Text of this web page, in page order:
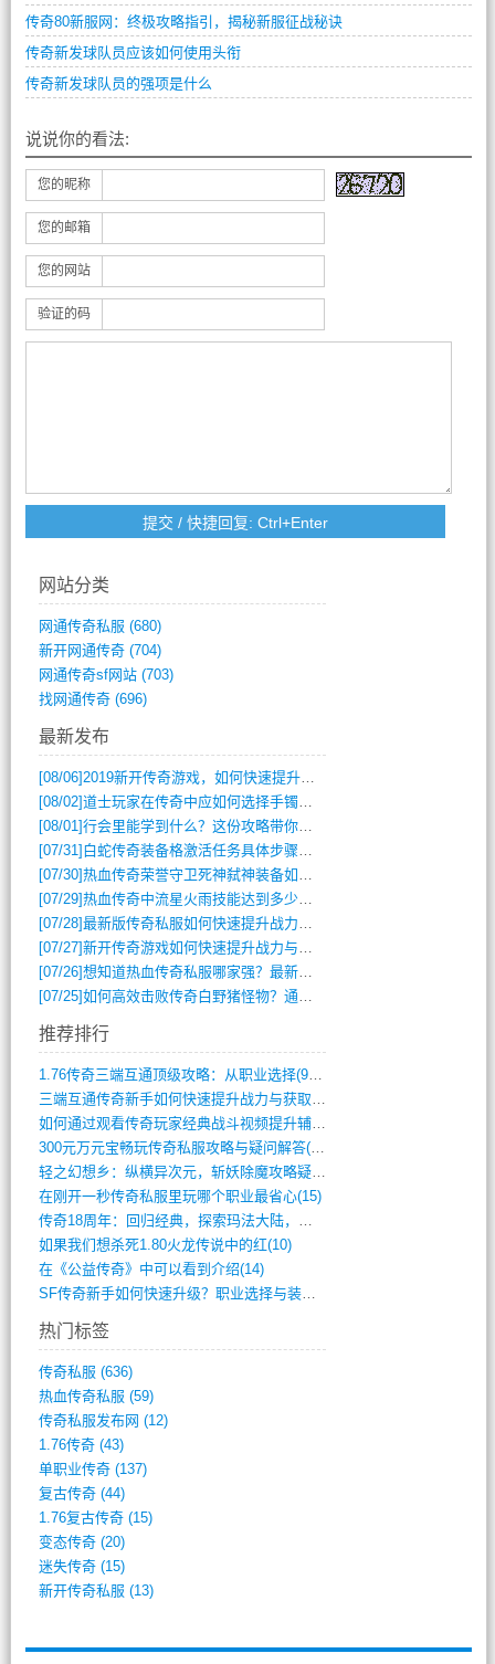
传奇80新服网：终极攻略指引，揭秘新服征战秘诀
传奇新发球队员应该如何使用头衔
传奇新发球队员的强项是什么
说说你的看法:
您的昵称
您的邮箱
您的网站
验证的码
网站分类
网通传奇私服 (680)
新开网通传奇(704)
网通传奇sf网站(703)
找网通传奇(696)
最新发布
[08/06]2019新开传奇游戏，如何快速提升角色等级？
[08/02]道士玩家在传奇中应如何选择手镯装备？
[08/01]行会里能学到什么？这份攻略带你全掌握
[07/31] 白蛇传奇装备格激活任务具体步骤是什么？如何完成？
[07/30]热血传奇荣誉守卫死神弑神装备如何获取与佩戴攻略？
[07/29]热血传奇中流星火雨技能达到多少级可以开始练装备？
[07/28]最新版传奇私服如何快速提升战力与获取稀有装备？
[07/27]新开传奇游戏如何快速提升战力与获取稀有装备？
[07/26]想知道热血传奇私服哪家强？最新排行榜攻略全解析
[07/25]如何高效击败传奇白野猪怪物？通关技巧全解析
推荐排行
1.76传奇三端互通顶级攻略：从职业选择(972)
三端互通传奇新手如何快速提升战力与获取稀(379)
如何通过观看传奇玩家经典战斗视频提升辅助(661)
300元万元宝畅玩传奇私服攻略与疑问解答(828)
轻之幻想乡：纵横异次元，斩妖除魔攻略疑云(404)
在刚开一秒传奇私服里玩哪个职业最省心(15)
传奇18周年：回归经典，探索玛法大陆，寻(798)
如果我们想杀死1.80火龙传说中的红(10)
在《公益传奇》中可以看到介绍(14)
SF传奇新手如何快速升级？职业选择与装备(711)
热门标签
传奇私服 (636)
热血传奇私服 (59)
传奇私服发布网 (12)
1.76传奇(43)
单职业传奇(137)
复古传奇(44)
1.76复古传奇(15)
变态传奇(20)
迷失传奇(15)
新开传奇私服 (13)